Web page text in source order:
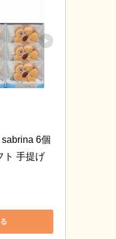
6個
ト 手提げ